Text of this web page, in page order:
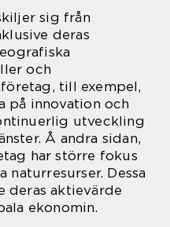
sig från
deras
och
till exempel,
på innovation och
utveckling
Å andra sidan,
har större fokus
naturresurser. Dessa
deras aktievärde
ekonomin.